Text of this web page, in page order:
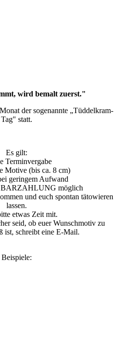
wird bemalt zuerst."
der sogenannte „Tüddelkram-
Tag" statt.
Es gilt:
Terminvergabe
Motive (bis ca. 8 cm)
geringem Aufwand
BARZAHLUNG möglich
und euch spontan tätowieren
lassen.
etwas Zeit mit.
seid, ob euer Wunschmotiv zu
ist, schreibt eine E-Mail.
Beispiele: